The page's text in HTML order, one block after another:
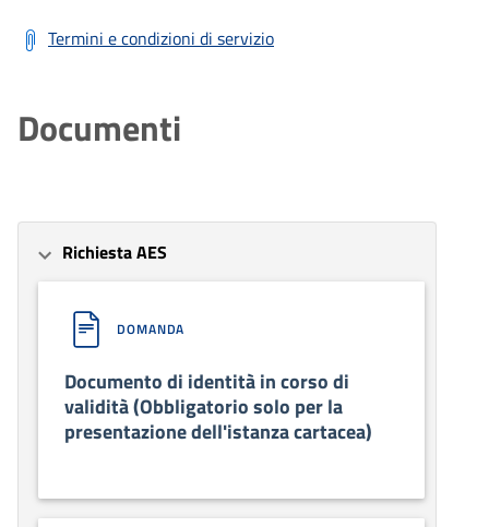
Termini e condizioni di servizio
Documenti
Richiesta AES
DOMANDA
Documento di identità in corso di
validità (Obbligatorio solo per la
presentazione dell'istanza cartacea)